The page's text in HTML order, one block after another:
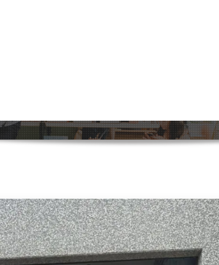
doorlooptijden